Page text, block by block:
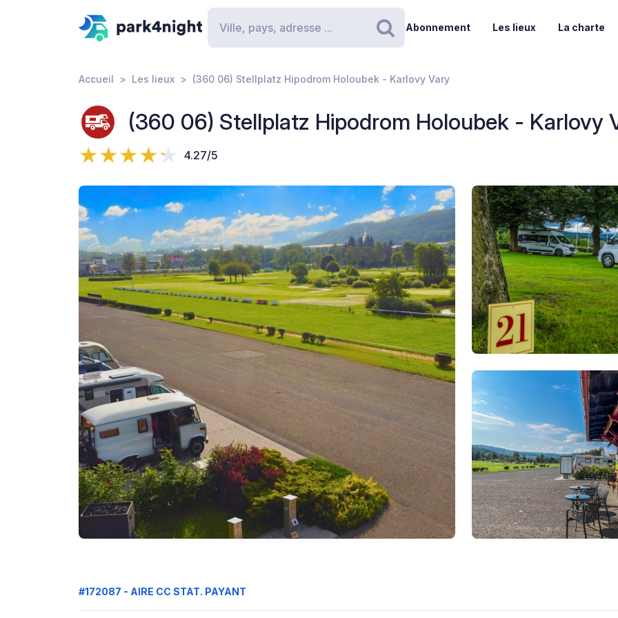
Rechercher
Abonnement Les lieux La charte
Accueil Les lieux (360 06) Stellplatz Hipodrom Holoubek - Karlovy Vary
(360 06) Stellplatz Hipodrom Holoubek - Karlovy
4.27/5
#172087 - AIRE CC STAT. PAYANT